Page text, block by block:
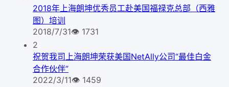
2018年上海朗坤优秀员工赴美国福禄克总部（西雅
图）培训
2018/7/31👁 1731
2
祝贺我司上海朗坤荣获美国NetAlly公司“最佳白金
合作伙伴”
2022/3/11👁 1459